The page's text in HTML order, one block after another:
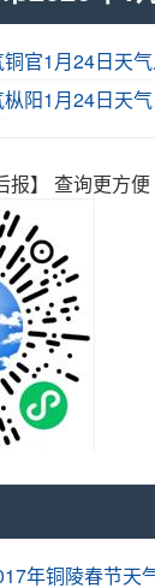
铜官1月24日天气
枞阳1月24日天气
报】 查询更方便
年铜陵春节天